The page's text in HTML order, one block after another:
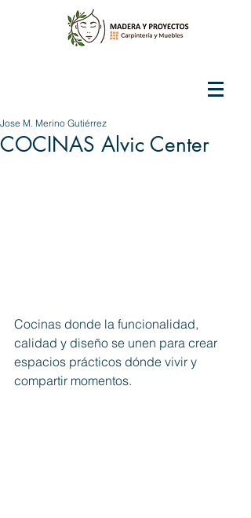
COCINAS Alvic Center
Jose M. Merino Gutiérrez
Cocinas donde la funcionalidad,
calidad y diseño se unen para crear
espacios prácticos dónde vivir y
compartir momentos.